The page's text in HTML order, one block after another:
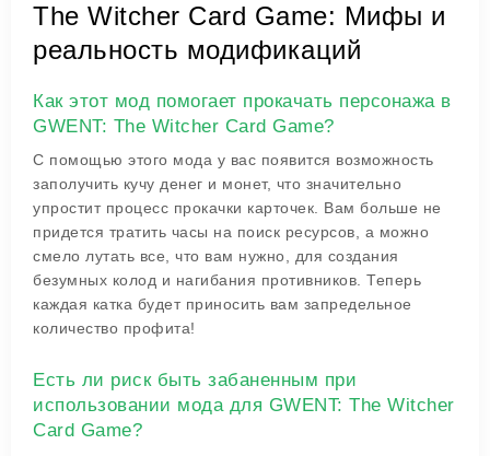
The Witcher Card Game: Мифы и
реальность модификаций
Как этот мод помогает прокачать персонажа в
GWENT: The Witcher Card Game?
С помощью этого мода у вас появится возможность
заполучить кучу денег и монет, что значительно
упростит процесс прокачки карточек. Вам больше не
придется тратить часы на поиск ресурсов, а можно
смело лутать все, что вам нужно, для создания
безумных колод и нагибания противников. Теперь
каждая катка будет приносить вам запредельное
количество профита!
Есть ли риск быть забаненным при
использовании мода для GWENT: The Witcher
Card Game?